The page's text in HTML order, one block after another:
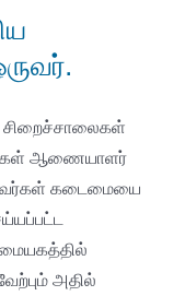
சிறைச்சாலைகள்
ஆணையாளர்
அவர்கள் கடைமையை
அதில்